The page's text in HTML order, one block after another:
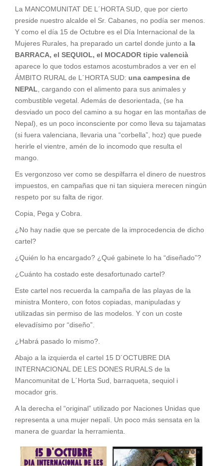
La MANCOMUNITAT DE L´HORTA SUD, que por cierto
preside nuestro alcalde el Sr. Cabanes, no podía ser menos.
Y como el día 15 de Octubre es el Día Internacional de la
Mujeres Rurales, ha preparado un cartel donde junto a la
BARRACA, el SEQUIOL, el MOCADOR tipic valencià
aparece lo que todos estamos acostumbrados a ver en el
ÁMBITO RURAL de L´HORTA SUD: una campesina de
NEPAL , cargando con el alimento para sus animales y
combustible vegetal. Además de desorientada, (se ha
desviado un poco del camino a su hogar en las montañas de
Nepal), es un poco inconsciente por como lleva su tajamatas
(si fuera valenciana, llevaria una “corbella”, hoz) que puede
herirle el vientre, amén de lo incomodo que resulta el
mango.
Es vergonzoso ver como se despilfarra el dinero de nuestros
impuestos, en campañas que ni tan siquiera merecen ningún
respeto por su falta de rigor.
Copia, Pega y Cobra.
¿No hay nadie que se percate de la improcedencia de dicho
cartel?
¿Quién lo ha encargado? ¿Qué gabinete lo ha “diseñado”?
¿Cuánto ha costado este desafortunado cartel?
Este cartel nos recuerda la campaña de las playas de la
ministra Montero, con fotos copiadas, manipuladas y
utilizadas sin permiso de las modelos. Y con un coste
elevadísimo por “diseño”.
¿Habrá pasado lo mismo?.
Abajo a la izquierda el cartel 15 D´OCTUBRE DIA
INTERNACIONAL DE LES DONES RURALS de la
Mancomunitat de L´Horta Sud, barraqueta, sequiol i
mocador gris.
A la derecha el “original” utilizado por Naciones Unidas que
representa a una mujer nepalí. Un poco más sensata en la
manera de guardar la herramienta.